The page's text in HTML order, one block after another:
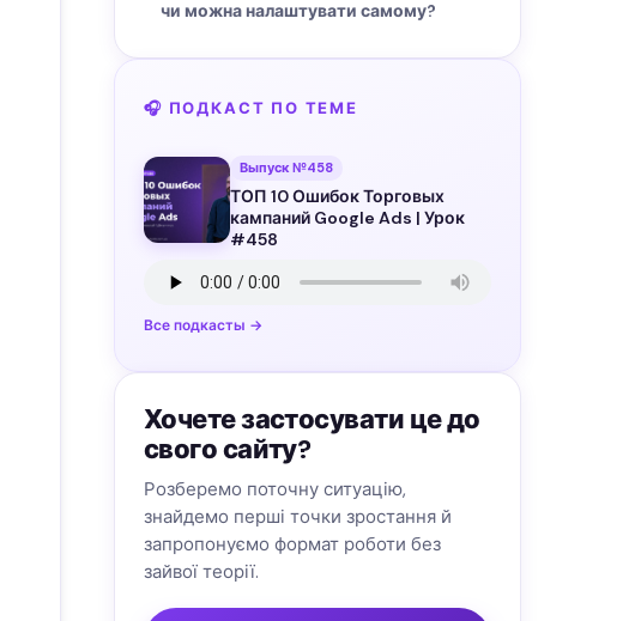
чи можна налаштувати самому?
🎧 ПОДКАСТ ПО ТЕМЕ
Выпуск №458
ТОП 10 Ошибок Торговых
кампаний Google Ads | Урок
#458
Все подкасты →
Хочете застосувати це до
свого сайту?
Розберемо поточну ситуацію,
знайдемо перші точки зростання й
запропонуємо формат роботи без
зайвої теорії.